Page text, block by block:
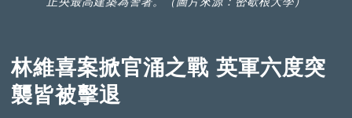
林維喜案掀官涌之戰 英軍六度突
襲皆被擊退